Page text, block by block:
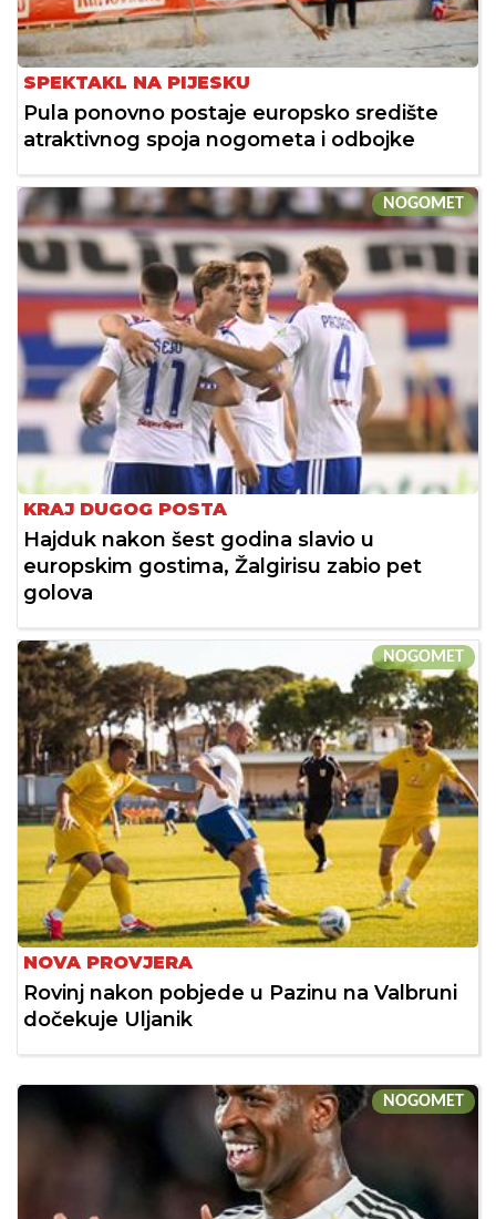
SPEKTAKL NA PIJESKU
Pula ponovno postaje europsko središte
atraktivnog spoja nogometa i odbojke
NOGOMET
KRAJ DUGOG POSTA
Hajduk nakon šest godina slavio u
europskim gostima, Žalgirisu zabio pet
golova
NOGOMET
NOVA PROVJERA
Rovinj nakon pobjede u Pazinu na Valbruni
dočekuje Uljanik
NOGOMET